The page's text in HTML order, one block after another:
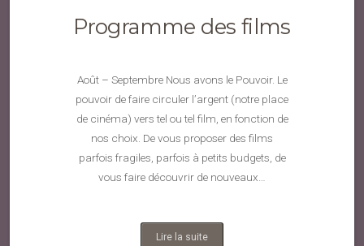
Programme des films
Août – Septembre Nous avons le Pouvoir. Le
pouvoir de faire circuler l’argent (notre place
de cinéma) vers tel ou tel film, en fonction de
nos choix. De vous proposer des films
parfois fragiles, parfois à petits budgets, de
vous faire découvrir de nouveaux…
Lire la suite